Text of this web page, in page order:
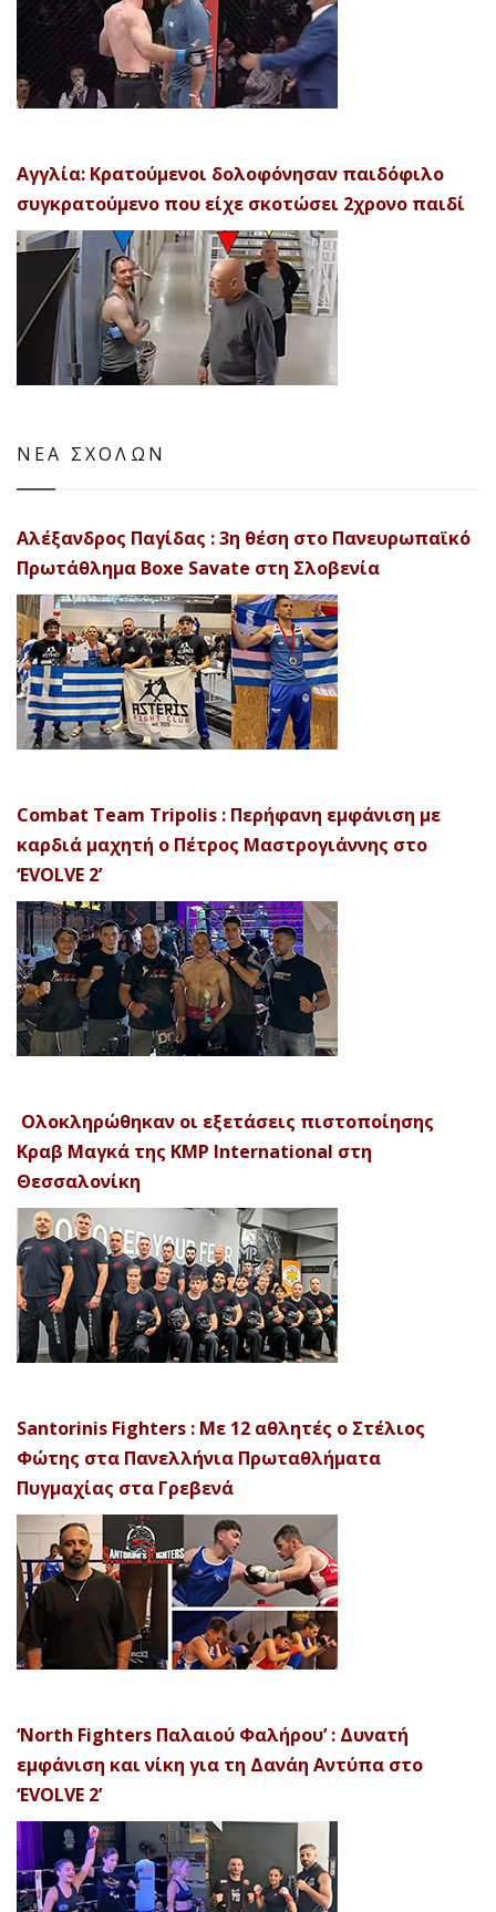
Αγγλία: Κρατούμενοι δολοφόνησαν παιδόφιλο
συγκρατούμενο που είχε σκοτώσει 2χρονο παιδί
ΝΕΑ ΣΧΟΛΩΝ
Αλέξανδρος Παγίδας : 3η θέση στο Πανευρωπαϊκό
Πρωτάθλημα Boxe Savate στη Σλοβενία
Combat Team Tripolis : Περήφανη εμφάνιση με
καρδιά μαχητή ο Πέτρος Μαστρογιάννης στο
‘EVOLVE 2’
Ολοκληρώθηκαν οι εξετάσεις πιστοποίησης
Κραβ Μαγκά της KMP International στη
Θεσσαλονίκη
Santorinis Fighters : Με 12 αθλητές ο Στέλιος
Φώτης στα Πανελλήνια Πρωταθλήματα
Πυγμαχίας στα Γρεβενά
‘North Fighters Παλαιού Φαλήρου’ : Δυνατή
εμφάνιση και νίκη για τη Δανάη Αντύπα στο
‘EVOLVE 2’